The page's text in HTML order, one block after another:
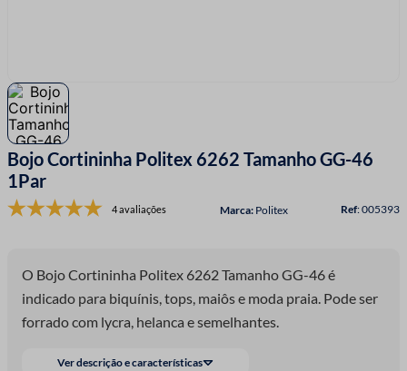
Bojo Cortininha Politex 6262 Tamanho GG-46
1Par
4 avaliações Politex :005393
O Bojo Cortininha Politex 6262 Tamanho GG-46 é
indicado para biquínis, tops, maiôs e moda praia. Pode ser
forrado com lycra, helanca e semelhantes.
Ver descrição e características